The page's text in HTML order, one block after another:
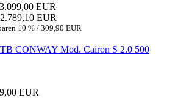
3.099,00 EUR
EUR
10 % / 309,90 EUR
CONWAY Mod. Cairon S 2.0 500
EUR